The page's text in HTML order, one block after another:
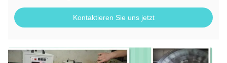
Kontaktieren Sie uns jetzt